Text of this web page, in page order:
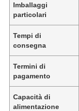
Imballaggi
particolari
Tempi di
consegna
Termini di
pagamento
Capacità di
alimentazione